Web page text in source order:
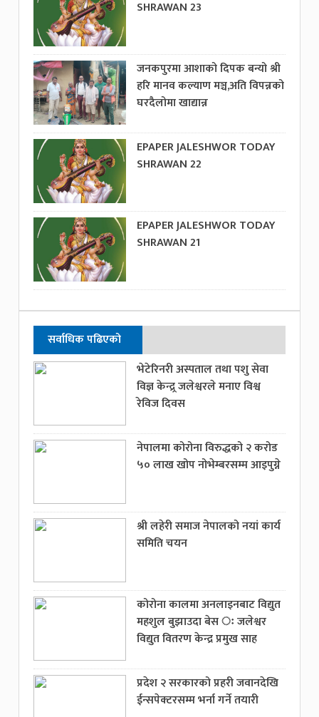
SHRAWAN 23
जनकपुरमा आशाको दिपक बन्यो श्री
हरि मानव कल्याण मञ्च,अति विपन्नको
घरदैलोमा खाद्यान्न
EPAPER JALESHWOR TODAY
SHRAWAN 22
EPAPER JALESHWOR TODAY
SHRAWAN 21
सर्वाधिक पढिएको
भेटेरिनरी अस्पताल तथा पशु सेवा
विज्ञ केन्द्र्र जलेश्वरले मनाए विश्व
रेविज दिवस
नेपालमा कोरोना विरुद्धको २ करोड
५० लाख खोप नोभेम्बरसम्म आइपुग्ने
श्री लहेरी समाज नेपालको नयां कार्य
समिति चयन
कोरोना कालमा अनलाइनबाट विद्युत
महशुल बुझाउदा बेस ः जलेश्वर
विद्युत वितरण केन्द्र प्रमुख साह
प्रदेश २ सरकारको प्रहरी जवानदेखि
ईन्सपेक्टरसम्म भर्ना गर्ने तयारी